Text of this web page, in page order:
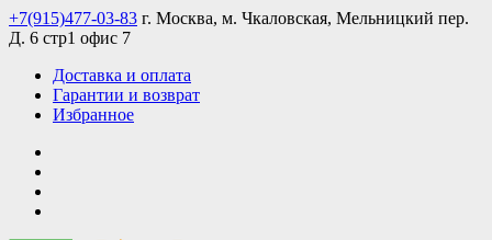
Skip
to
+7(915)477-03-83 г. Москва, м. Чкаловская, Мельницкий пер.
Д. 6 стр1 офис 7
Доставка и оплата
Гарантии и возврат
Избранное